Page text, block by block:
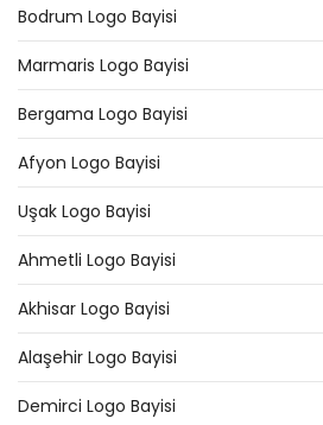
Bodrum Logo Bayisi
Marmaris Logo Bayisi
Bergama Logo Bayisi
Afyon Logo Bayisi
Uşak Logo Bayisi
Ahmetli Logo Bayisi
Akhisar Logo Bayisi
Alaşehir Logo Bayisi
Demirci Logo Bayisi